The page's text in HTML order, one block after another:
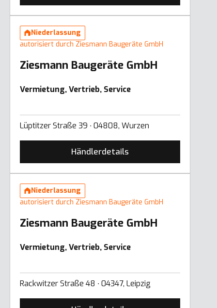
Niederlassung
autorisiert durch Ziesmann Baugeräte GmbH
Ziesmann Baugeräte GmbH
Vermietung, Vertrieb, Service
Lüptitzer Straße 39 ∙ 04808, Wurzen
Händlerdetails
Niederlassung
autorisiert durch Ziesmann Baugeräte GmbH
Ziesmann Baugeräte GmbH
Vermietung, Vertrieb, Service
Rackwitzer Straße 48 ∙ 04347, Leipzig